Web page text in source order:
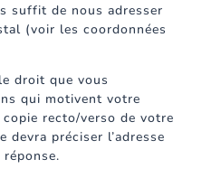
suffit de nous adresser
(voir les coordonnées
droit que vous
qui motivent votre
recto/verso de votre
devra préciser l’adresse